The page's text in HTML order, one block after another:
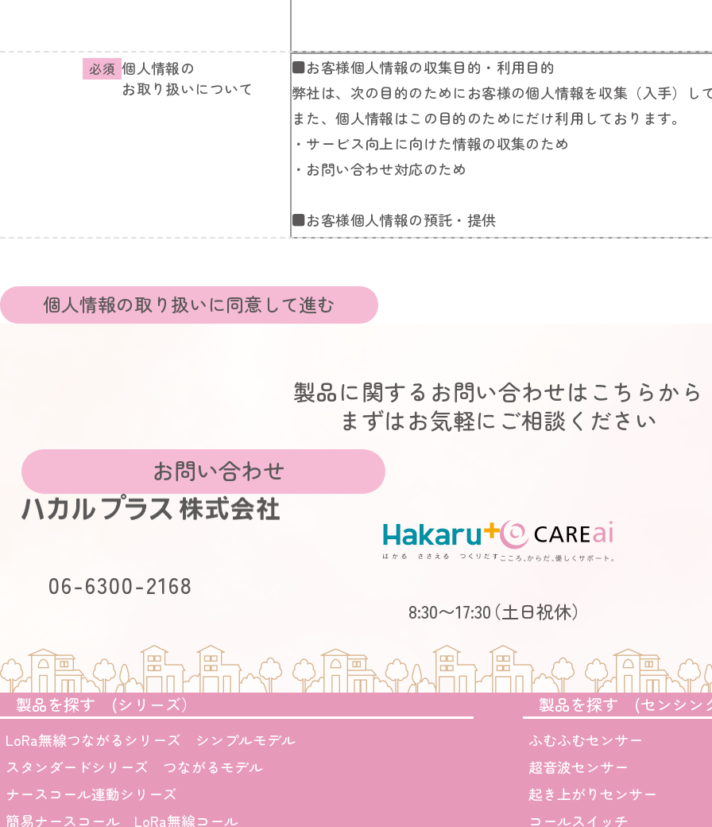
必須 個人情報の
お取り扱いについて
■お客様個人情報の収集目的・利用目的
弊社は、次の目的のためにお客様の個人情報を収集（入手）し
また、個人情報はこの目的のためにだけ利用しております。
・サービス向上に向けた情報の収集のため
・お問い合わせ対応のため
■お客様個人情報の預託・提供
弊社は、お客様からご提供を受けました個人情報を上記目的の
情報を預託・提供する場合がございます。
壊、改ざん、漏洩等が起きないように安全対策を実施しており
【Cookieについて】
本Webサイトには、お客さまに一層便利にご利用いただくた
いう技術を使用しています。
Cookieにより、Webサイトはお客さまのコンピュータを識別
が、お客さまのお名前、ご住所、電話番号、メールアドレス
お客さまは、ご利用いただくブラウザの設定によりCookieの
受け取ったときに警告を表示させたりすることができます。
された場合も本Webサイトをご利用いただけますが、一部機
ます。
弊社は、個人情報に関する個人の権利を尊重し、お客様の個
を求められたときは、当社が有する権限の範囲内において速
の他個人情報に関するお問い合わせ・ご相談は
個人情報の取り扱いに同意して進む
製品に関するお問い合わせはこちらから
まずはお気軽にご相談ください
お問い合わせ
06-6300-2168
8:30〜17:30（土日祝休）
製品を探す (シリーズ）
LoRa無線つながるシリーズ シンプルモデル
スタンダードシリーズ つながるモデル
ナースコール連動シリーズ
簡易ナースコール LoRa無線コール
製品を探す (センシン
ふむふむセンサー
超音波センサー
起き上がりセンサー
コールスイッチ